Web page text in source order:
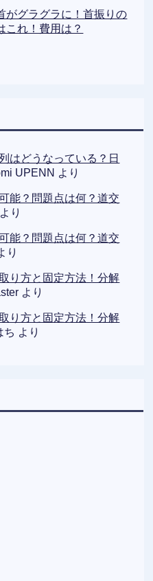
がグラグラに！首振りの
これ！費用は？
はどうなっている？日
UPENN より
能？問題点は何？道交
より
能？問題点は何？道交
り
り方と固定方法！分解
より
り方と固定方法！分解
ち より